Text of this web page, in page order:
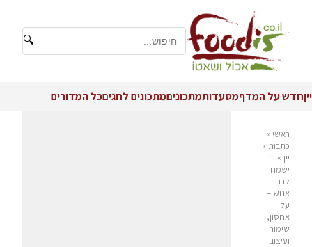
🔍
ייןחדש על המדףמסעדותמתכוניםמתכונים לחגיםכל המדורים
ראשי »
כתבות »
יין » יין
ישמח
לבב
אנוש –
על
אחסון,
שימור
ועיצוב